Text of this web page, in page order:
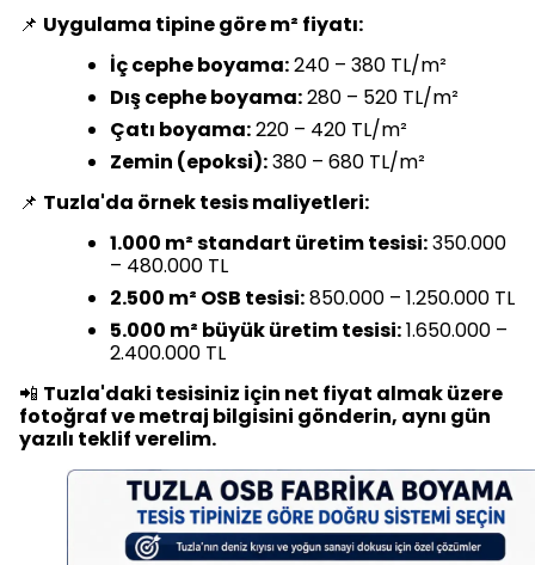
📌 Uygulama tipine göre m² fiyatı:
İç cephe boyama:240 – 380 TL/m²
Dış cephe boyama:280 – 520 TL/m²
Çatı boyama:220 – 420 TL/m²
Zemin (epoksi):380 – 680 TL/m²
📌 Tuzla'da örnek tesis maliyetleri:
1.000 m² standart üretim tesisi:350.000
– 480.000 TL
2.500 m² OSB tesisi:850.000 – 1.250.000 TL
5.000 m² büyük üretim tesisi:1.650.000 –
2.400.000 TL
📲 Tuzla'daki tesisiniz için net fiyat almak üzere
fotoğraf ve metraj bilgisini gönderin, aynı gün
yazılı teklif verelim.